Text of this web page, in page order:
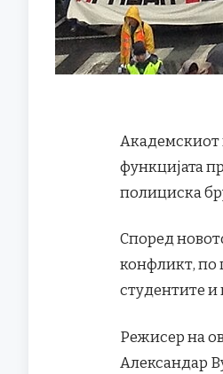
Академскиот
функцијата
полициска
Според
конфликт, по
студентите и
Режисер на
Александар